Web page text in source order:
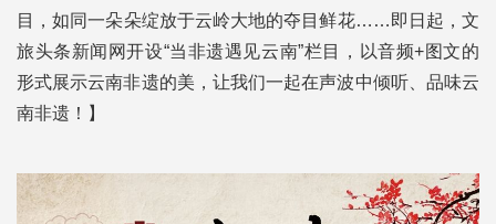
目，如同一朵朵绽放于云岭大地的夺目鲜花……即日起，文
旅头条新闻网开设“当非遗遇见云南”栏目，以音频+图文的
形式展示云南非遗的美，让我们一起在声波中倾听、品味云
南非遗！】